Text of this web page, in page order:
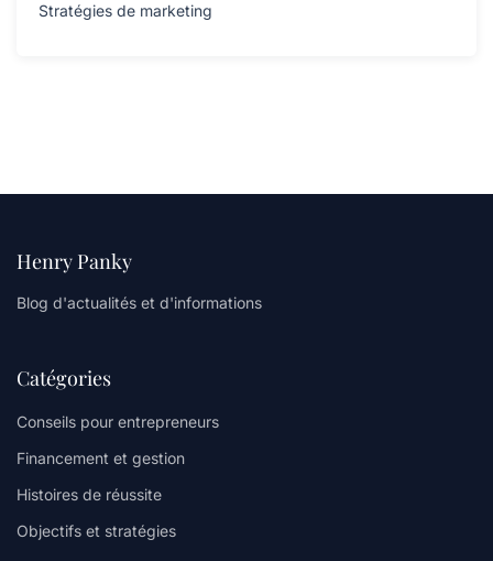
Stratégies de marketing
Henry Panky
Blog d'actualités et d'informations
Catégories
Conseils pour entrepreneurs
Financement et gestion
Histoires de réussite
Objectifs et stratégies